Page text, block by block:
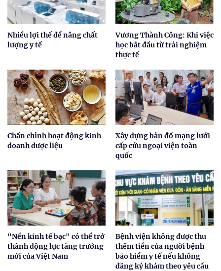
Nhiều lợi thế để nâng chất
lượng y tế
Vương Thành Công: Khi việc
học bắt đầu từ trải nghiệm
thực tế
Chấn chỉnh hoạt động kinh
doanh dược liệu
Xây dựng bản đồ mạng lưới
cấp cứu ngoại viện toàn
quốc
"Nền kinh tế bạc" có thể trở
thành động lực tăng trưởng
mới của Việt Nam
Bệnh viện không được thu
thêm tiền của người bệnh
bảo hiểm y tế nếu không
đăng ký khám theo yêu cầu